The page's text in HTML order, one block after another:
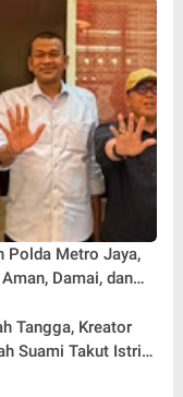
Polda Metro Jaya,
Damai, dan
Tangga, Kreator
Suami Takut Istri